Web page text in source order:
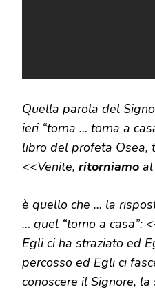
Quella parola del
ieri “torna … torna a
libro del profeta Osea,
<<Venite, ritorniamo
è quello che … la
… quel “torno a casa”:
Egli ci ha straziato ed
percosso ed Egli ci
conoscere il Signore,